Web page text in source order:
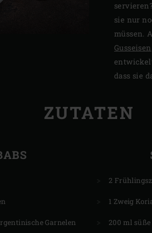
sie nur
müssen.
Gusseisen
dass sie
ZUTATEN
Garnelen
2
1 Zweig
200 ml